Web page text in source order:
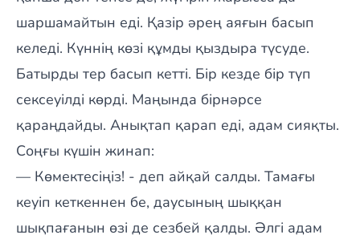
шаршамайтын еді. Қазір әрең аяғын басып
келеді. Күннің көзі құмды қыздыра түсуде.
Батырды тер басып кетті. Бір кезде бір түп
сексеуілді көрді. Маңында бірнәрсе
қараңдайды. Анықтап қарап еді, адам сияқты.
Соңғы күшін жинап:
— Көмектесіңіз! - деп айқай салды. Тамағы
кеуіп кеткеннен бе, даусының шыққан
шықпағанын өзі де сезбей қалды. Әлгі адам